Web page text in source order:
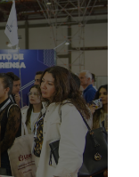
atrai a
de